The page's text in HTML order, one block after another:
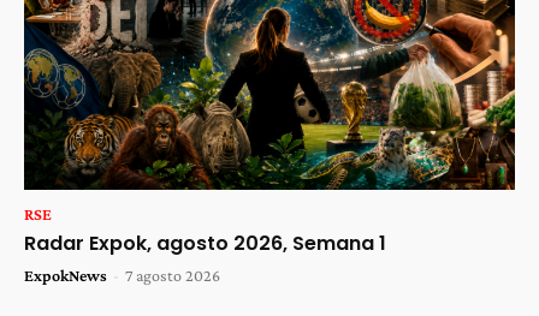
RSE
Radar Expok, agosto 2026, Semana 1
ExpokNews - 7 agosto 2026